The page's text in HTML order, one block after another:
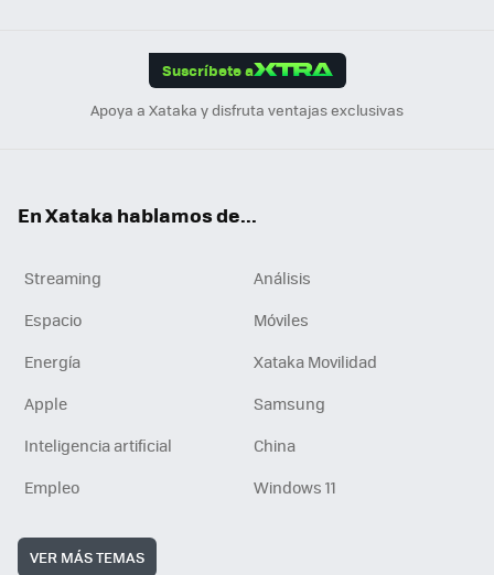
Suscríbete a
Apoya a Xataka y disfruta ventajas exclusivas
En Xataka hablamos de...
Streaming
Análisis
Espacio
Móviles
Energía
Xataka Movilidad
Apple
Samsung
Inteligencia artificial
China
Empleo
Windows 11
VER MÁS TEMAS